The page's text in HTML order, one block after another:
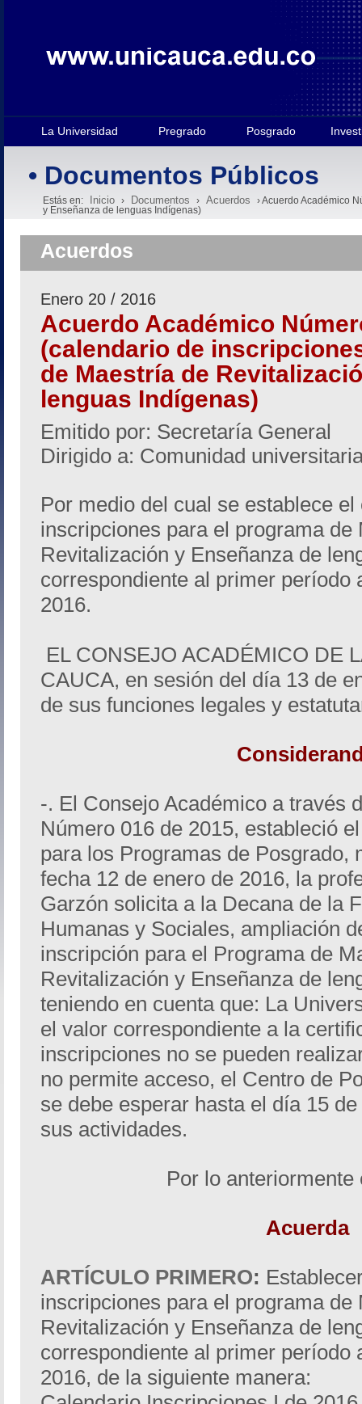
La Universidad Pregrado Posgrado
• Documentos Públicos
Estás en: Inicio › Documentos › Acuerdos
› Acuerdo Académico
y Enseñanza de lenguas Indígenas)
Acuerdos
Enero 20 / 2016
Acuerdo Académico
(calendario de
de Maestría de
lenguas Indígenas)
Emitido por: Secretaría General
Dirigido a: Comunidad
Por medio del cual se establece
inscripciones para el programa de
Revitalización y Enseñanza de
correspondiente al primer período
2016.
EL CONSEJO ACADÉMICO DE
CAUCA, en sesión del día 13 de
de sus funciones legales y
-. El Consejo Académico a través
Número 016 de 2015, estableció
para los Programas de Posgrado,
fecha 12 de enero de 2016, la
Garzón solicita a la Decana de la
Humanas y Sociales, ampliación
inscripción para el Programa de
Revitalización y Enseñanza de
teniendo en cuenta que: La
el valor correspondiente a la
inscripciones no se pueden
no permite acceso, el Centro de
se debe esperar hasta el día 15
sus actividades.
Por lo anteriormente
Acuerda
ARTÍCULO PRIMERO:
inscripciones para el programa de
Revitalización y Enseñanza de
correspondiente al primer período
2016, de la siguiente manera: